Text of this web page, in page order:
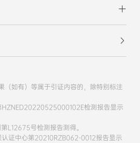
（如有）等属于引证内容的，除特别标注
检测报告显示
L12675号检测报告测得。
证中心第20210RZB062-0012报告显示